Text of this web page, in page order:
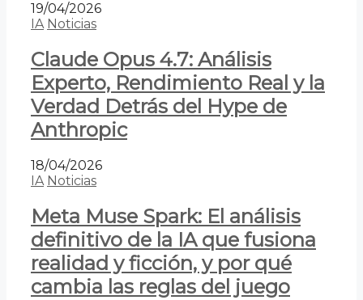
19/04/2026
IA Noticias
Claude Opus 4.7: Análisis
Experto, Rendimiento Real y la
Verdad Detrás del Hype de
Anthropic
18/04/2026
IA Noticias
Meta Muse Spark: El análisis
definitivo de la IA que fusiona
realidad y ficción, y por qué
cambia las reglas del juego